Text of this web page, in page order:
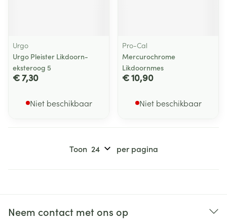
Urgo
Urgo Pleister Likdoorn-
eksteroog 5
€ 7,30
Niet beschikbaar
Pro-Cal
Mercurochrome
Likdoornmes
€ 10,90
Niet beschikbaar
Toon per pagina
Neem contact met ons op